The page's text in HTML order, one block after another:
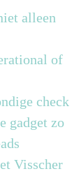
alleen
of
check
gadget zo
Visscher